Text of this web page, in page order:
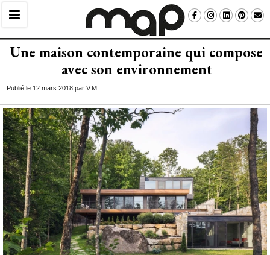
Une maison contemporaine qui compose
avec son environnement
Publié le 12 mars 2018 par V.M